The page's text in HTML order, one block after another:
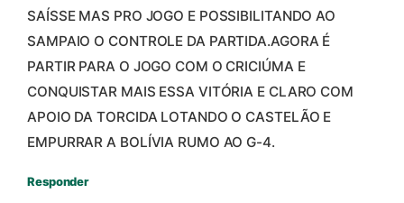
SAÍSSE MAS PRO JOGO E POSSIBILITANDO AO
SAMPAIO O CONTROLE DA PARTIDA.AGORA É
PARTIR PARA O JOGO COM O CRICIÚMA E
CONQUISTAR MAIS ESSA VITÓRIA E CLARO COM
APOIO DA TORCIDA LOTANDO O CASTELÃO E
EMPURRAR A BOLÍVIA RUMO AO G-4.
Responder